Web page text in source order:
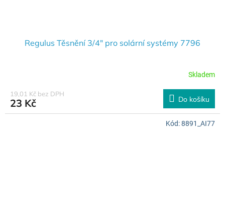
Regulus Těsnění 3/4" pro solární systémy 7796
Skladem
19,01 Kč bez DPH
23 Kč Do košíku
Kód:8891_AI77